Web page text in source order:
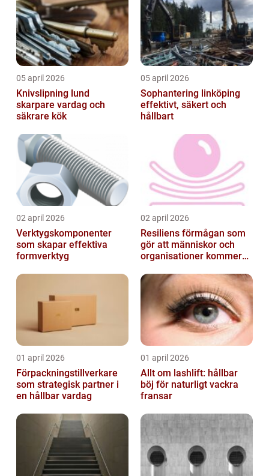
05 april 2026
Knivslipning lund
skarpare vardag och
säkrare kök
05 april 2026
Sophantering linköping
effektivt, säkert och
hållbart
02 april 2026
Verktygskomponenter
som skapar effektiva
formverktyg
02 april 2026
Resiliens förmågan som
gör att människor och
organisationer kommer
01 april 2026
Förpackningstillverkare
som strategisk partner i
en hållbar vardag
01 april 2026
Allt om lashlift: hållbar
böj för naturligt vackra
fransar